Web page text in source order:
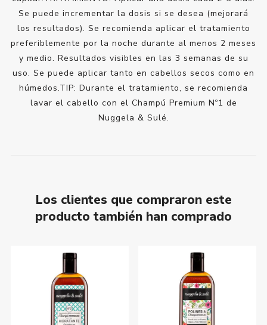
Se puede incrementar la dosis si se desea (mejorará
los resultados). Se recomienda aplicar el tratamiento
preferiblemente por la noche durante al menos 2 meses
y medio. Resultados visibles en las 3 semanas de su
uso. Se puede aplicar tanto en cabellos secos como en
húmedos.TIP: Durante el tratamiento, se recomienda
lavar el cabello con el Champú Premium Nº1 de
Nuggela & Sulé.
Los clientes que compraron este
producto también han comprado